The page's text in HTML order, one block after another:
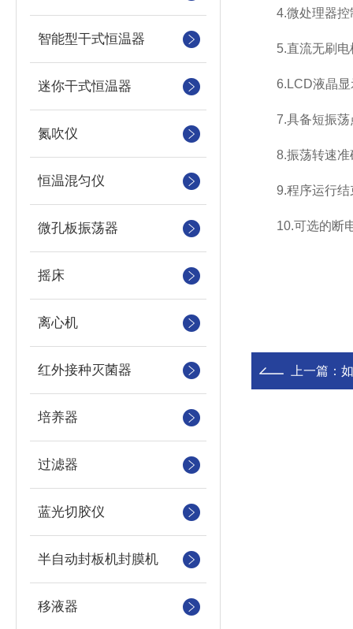
智能型干式恒温器
迷你干式恒温器
氮吹仪
恒温混匀仪
微孔板振荡器
摇床
离心机
红外接种灭菌器
培养器
过滤器
蓝光切胶仪
半自动封板机封膜机
移液器
4.微处理器控
5.直流无刷电
6.LCD液晶显
7.具备短振荡
8.振荡转速准
9.程序运行结
10.可选的断电
上一篇：